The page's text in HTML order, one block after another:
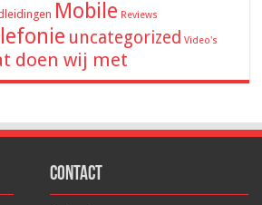
Mobile Reviews
uncategorized Video's
doen wij met
Contact